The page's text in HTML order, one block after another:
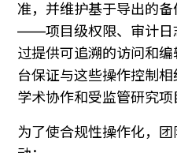
准，并维护基于导出的
——项目级权限、审计
过提供可追溯的访问和
台保证与这些操作控制
学术协作和受监管研究项
为了使合规性操作化，